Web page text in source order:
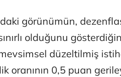
görünümün,
olduğunu
düzeltilmiş
oranının 0,5 puan